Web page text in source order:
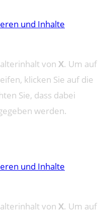
und Inhalte
von X. Um auf
klicken Sie auf die
Sie, dass dabei
werden.
und Inhalte
von X. Um auf